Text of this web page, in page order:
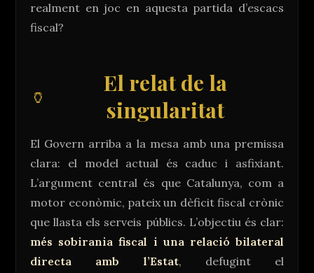
contingut
realment en joc en aquesta partida d’escacs
fiscal?
El relat de la
singularitat
El Govern arriba a la mesa amb una premissa
clara: el model actual és caduc i asfixiant.
L’argument central és que Catalunya, com a
motor econòmic, pateix un dèficit fiscal crònic
que llasta els serveis públics. L’objectiu és clar:
més sobirania fiscal i una relació bilateral
directa amb l’Estat, defugint el